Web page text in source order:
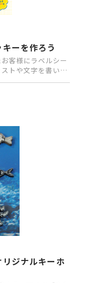
ーを作ろう
客様にラベルシー
トや文字を書いて
リジナルキーホ